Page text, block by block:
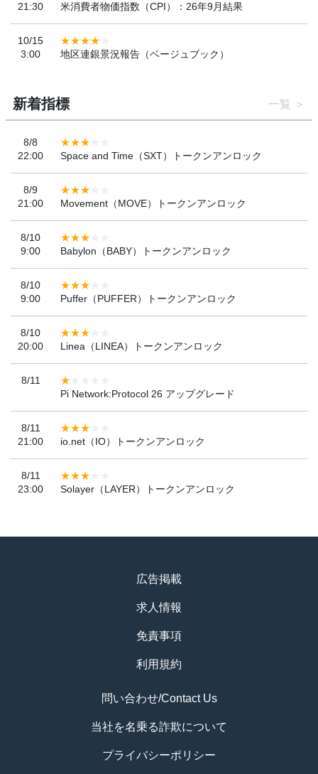
21:30
米消費者物価指数（CPI）：26年9月結果
10/15
3:00
地区連銀景況報告（ベージュブック）
新着指標 一覧
8/8
22:00
Space and Time（SXT）トークンアンロック
8/9
21:00
Movement（MOVE）トークンアンロック
8/10
9:00
Babylon（BABY）トークンアンロック
8/10
9:00
Puffer（PUFFER）トークンアンロック
8/10
20:00
Linea（LINEA）トークンアンロック
8/11
Pi Network:Protocol 26 アップグレード
8/11
21:00
io.net（IO）トークンアンロック
8/11
23:00
Solayer（LAYER）トークンアンロック
広告掲載
求人情報
免責事項
利用規約
問い合わせ/Contact Us
当社を名乗る詐欺について
プライバシーポリシー